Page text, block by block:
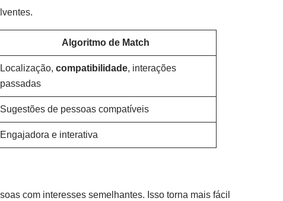
Algoritmo de Match
Localização, compatibilidade, interações
passadas
Sugestões de pessoas compatíveis
Engajadora e interativa
com interesses semelhantes. Isso torna mais fácil